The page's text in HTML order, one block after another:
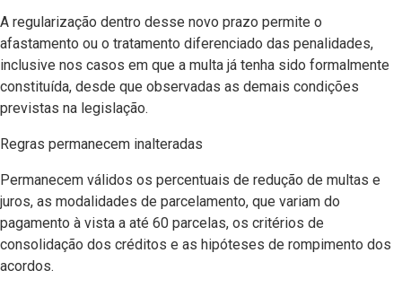
A regularização dentro desse novo prazo permite o
afastamento ou o tratamento diferenciado das penalidades,
inclusive nos casos em que a multa já tenha sido formalmente
constituída, desde que observadas as demais condições
previstas na legislação.
Regras permanecem inalteradas
Permanecem válidos os percentuais de redução de multas e
juros, as modalidades de parcelamento, que variam do
pagamento à vista a até 60 parcelas, os critérios de
consolidação dos créditos e as hipóteses de rompimento dos
acordos.